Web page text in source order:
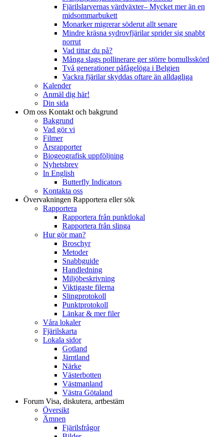
Fjärilslarvernas värdväxter– Mycket mer än en
midsommarbukett
Monarker migrerar söderut allt senare
Mindre kräsna sydrovfjärilar sprider sig snabbt
norrut
Vad tittar du på?
Många slags pollinerare ger större bomullsskörd
Två generationer påfågelöga i Belgien
Vackra fjärilar skyddas oftare än alldagliga
Kalender
Anmäl dig här!
Din sida
Om oss Kontakt och bakgrund
Bakgrund
Vad gör vi
Filmer
Årsrapporter
Biogeografisk uppföljning
Nyhetsbrev
In English
Butterfly Indicators
Kontakta oss
Övervakningen Rapportera eller sök
Rapportera
Rapportera från punktlokal
Rapportera från slinga
Hur gör man?
Broschyr
Metoder
Snabbguide
Handledning
Miljöbeskrivning
Viktigaste filerna
Slingprotokoll
Punktprotokoll
Länkar & mer filer
Våra lokaler
Fjärilskarta
Lokala sidor
Gotland
Jämtland
Närke
Västerbotten
Västmanland
Västra Götaland
Forum Visa, diskutera, artbestäm
Översikt
Ämnen
Fjärilsfrågor